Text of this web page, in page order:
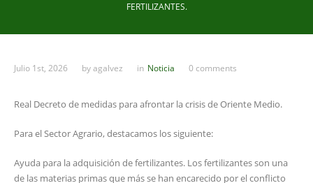
FERTILIZANTES.
Julio 1st, 2026 byagalvez in Noticia 0 comments
Real Decreto de medidas para afrontar la crisis de Oriente Medio.
Para el Sector Agrario, destacamos los siguiente:
Ayuda para la adquisición de fertilizantes. Los fertilizantes son una
de las materias primas que más se han encarecido por el conflicto